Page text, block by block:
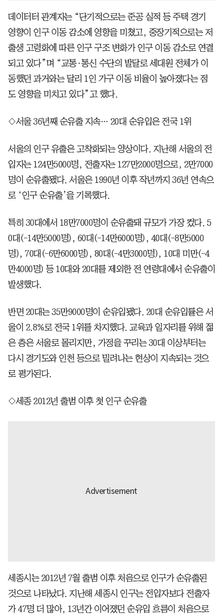
데이터터 관계자는 “단기적으로는 준공 실적 등 주택 경기
영향이 인구 이동 감소에 영향을 미쳤고, 중장기적으로는 저
출생 고령화에 따른 인구 구조 변화가 인구 이동 감소로 연결
되고 있다”며 “교통·통신 수단의 발달로 세대원 전체가 이
동했던 과거와는 달리 1인 가구 이동 비율이 높아졌다는 점
도 영향을 미치고 있다”고 했다.
◇서울 36년째 순유출 지속… 20대 순유입은 전국 1위
서울의 인구 유출은 고착화되는 양상이다. 지난해 서울의 전
입자는 124만5000명, 전출자는 127만2000명으로, 2만7000
명이 순유출됐다. 서울은 1990년 이후 작년까지 36년 연속으
로 ‘인구 순유출’을 기록했다.
특히 30대에서 18만7000명이 순유출돼 규모가 가장 컸다. 5
0대(-14만5000명), 60대(-14만6000명), 40대(-8만5000
명), 70대(-6만6000명), 80대(-4만3000명), 10대 미만(-4
만4000명) 등 10대와 20대를 제외한 전 연령대에서 순유출이
발생했다.
반면 20대는 35만9000명이 순유입됐다. 20대 순유입률은 서
울이 2.8%로 전국 1위를 차지했다. 교육과 일자리를 위해 젊
은 층은 서울로 몰리지만, 가정을 꾸리는 30대 이상부터는
다시 경기도와 인천 등으로 밀려나는 현상이 지속되는 것으
로 평가된다.
◇세종 2012년 출범 이후 첫 인구 순유출
세종시는 2012년 7월 출범 이후 처음으로 인구가 순유출된
것으로 나타났다. 지난해 세종시 인구는 전입자보다 전출자
가 47명 더 많아, 13년간 이어졌던 순유입 흐름이 처음으로